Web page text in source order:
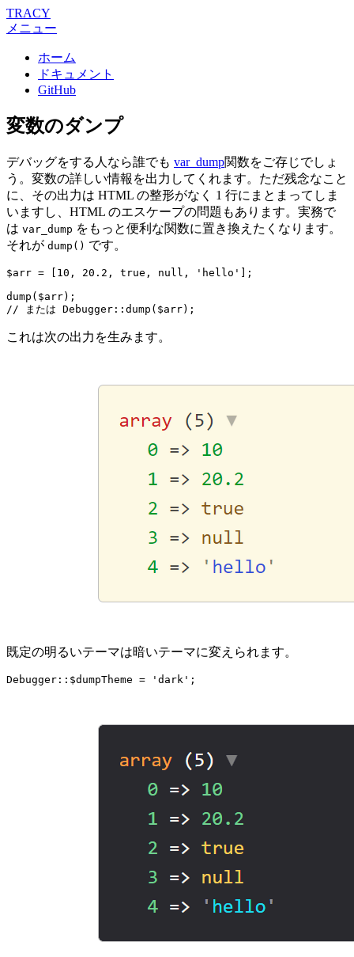
TRACY
メニュー
ホーム
ドキュメント
GitHub
変数のダンプ
デバッグをする人なら誰でも var_dump関数をご存じでしょ
う。変数の詳しい情報を出力してくれます。ただ残念なこと
に、その出力は HTML の整形がなく 1 行にまとまってしま
いますし、HTML のエスケープの問題もあります。実務で
は var_dump をもっと便利な関数に置き換えたくなります。
それが dump() です。
$arr = [10, 20.2, true, null, 'hello'];
dump($arr);
これは次の出力を生みます。
既定の明るいテーマは暗いテーマに変えられます。